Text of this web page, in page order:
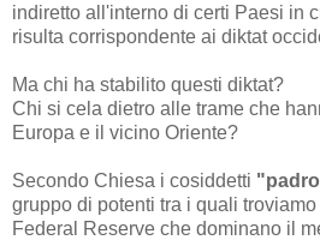
indiretto all'interno di certi Paesi in
risulta corrispondente ai diktat
Ma chi ha stabilito questi diktat?
Chi si cela dietro alle trame che
Europa e il vicino Oriente?
Secondo Chiesa i cosiddetti
gruppo di potenti tra i quali
Federal Reserve che dominano il